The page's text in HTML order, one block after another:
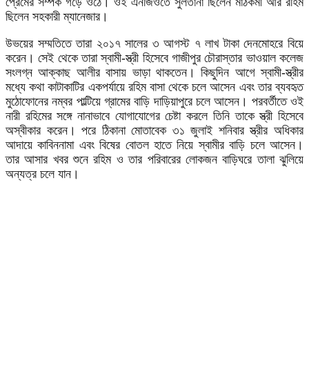
ছিলেন সহকারী ম্যানেজার।
উভয়ের সম্মতিতে তারা ২০১৭ সালের ৩ আগস্ট ৭ লাখ টাকা দেনমোহরে বিয়ে
করেন। সেই থেকে তারা স্বামী-স্ত্রী হিসেবে গাজীপুর চৌরাস্তার ভাওয়াল কলেজ
সংলগ্ন আক্কাছ আলীর বাসায় ভাড়া থাকতেন। কিছুদিন আগে স্বামী-স্ত্রীর
মধ্যে কথা কাটাকাটির একপর্যায়ে রহিম বাসা থেকে চলে আসেন এবং তার ব্যবহৃত
মুঠোফোনের নম্বর পাল্টিয়ে গ্রামের বাড়ি দাড়িয়াপুরে চলে আসেন। পরবর্তীতে ওই
নারী রহিমের সঙ্গে নানাভাবে যোগাযোগের চেষ্টা করলে তিনি তাকে স্ত্রী হিসেবে
অস্বীকার করেন। পরে ঠিকানা মোতাবেক ৩১ জুলাই শনিবার স্ত্রীর অধিকার
আদায়ে কাবিননামা এবং বিষের বোতল হাতে নিয়ে স্বামীর বাড়ি চলে আসেন।
তার আসার খবর শুনে রহিম ও তার পরিবারের লোকজন বাড়িঘরে তালা ঝুলিয়ে
অন্যত্র চলে যান।